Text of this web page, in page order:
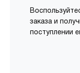
заказа и
поступлении